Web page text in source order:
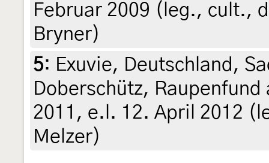
Februar 2009 (leg., cult.,
Bryner)
5: Exuvie, Deutschland,
Doberschütz,
2011, e.l. 12. April 2012
Melzer)